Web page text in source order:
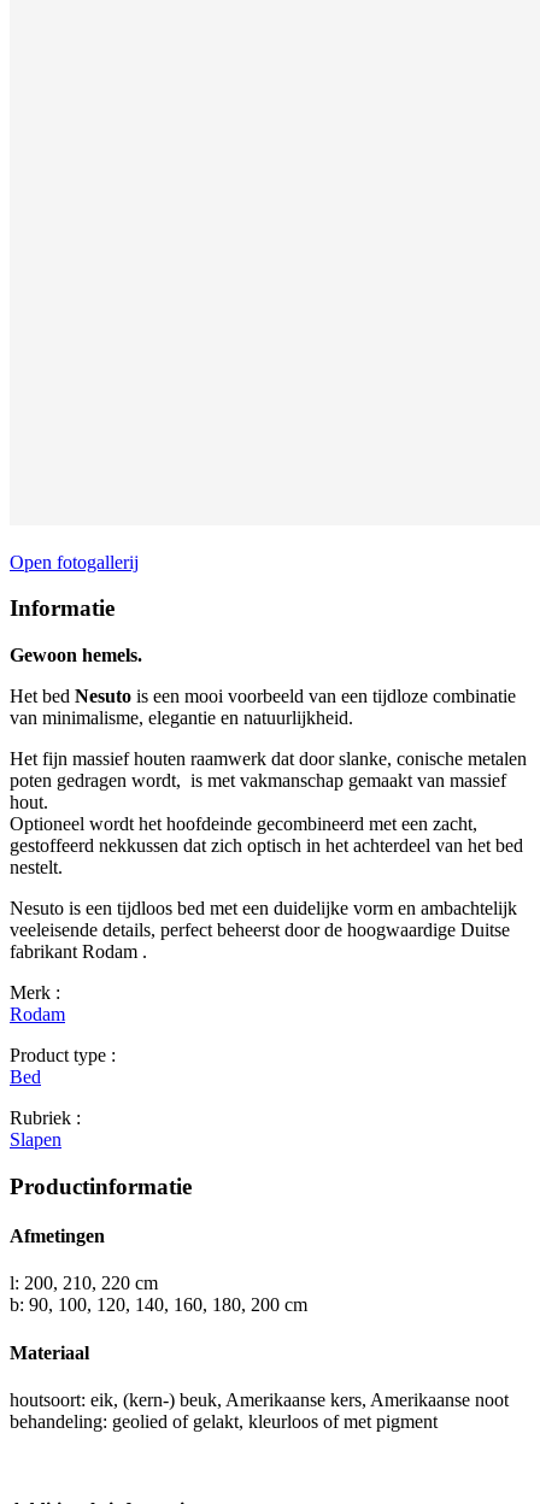
Open fotogallerij
Informatie
Gewoon hemels.
Het bed Nesuto is een mooi voorbeeld van een tijdloze combinatie
van minimalisme, elegantie en natuurlijkheid.
Het fijn massief houten raamwerk dat door slanke, conische metalen
poten gedragen wordt, is met vakmanschap gemaakt van massief
hout.
Optioneel wordt het hoofdeinde gecombineerd met een zacht,
gestoffeerd nekkussen dat zich optisch in het achterdeel van het bed
nestelt.
Nesuto is een tijdloos bed met een duidelijke vorm en ambachtelijk
veeleisende details, perfect beheerst door de hoogwaardige Duitse
fabrikant Rodam .
Merk :
Rodam
Product type :
Bed
Rubriek :
Slapen
Productinformatie
Afmetingen
l: 200, 210, 220 cm
b: 90, 100, 120, 140, 160, 180, 200 cm
Materiaal
houtsoort: eik, (kern-) beuk, Amerikaanse kers, Amerikaanse noot
behandeling: geolied of gelakt, kleurloos of met pigment